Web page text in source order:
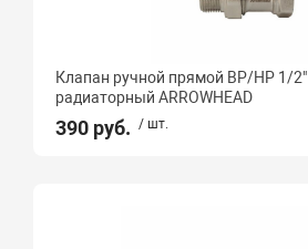
Клапан ручной прямой ВР/НР 1/2"
радиаторный ARROWHEAD
390 руб. / шт.